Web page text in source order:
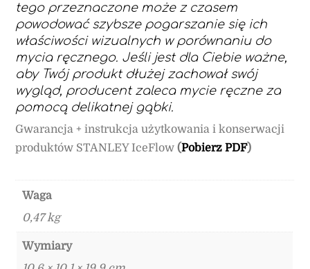
tego przeznaczone może z czasem
powodować szybsze pogarszanie się ich
właściwości wizualnych w porównaniu do
mycia ręcznego. Jeśli jest dla Ciebie ważne,
aby Twój produkt dłużej zachował swój
wygląd, producent zaleca mycie ręczne za
pomocą delikatnej gąbki.
Gwarancja + instrukcja użytkowania i konserwacji
produktów STANLEY IceFlow(Pobierz PDF)
Waga
0,47 kg
Wymiary